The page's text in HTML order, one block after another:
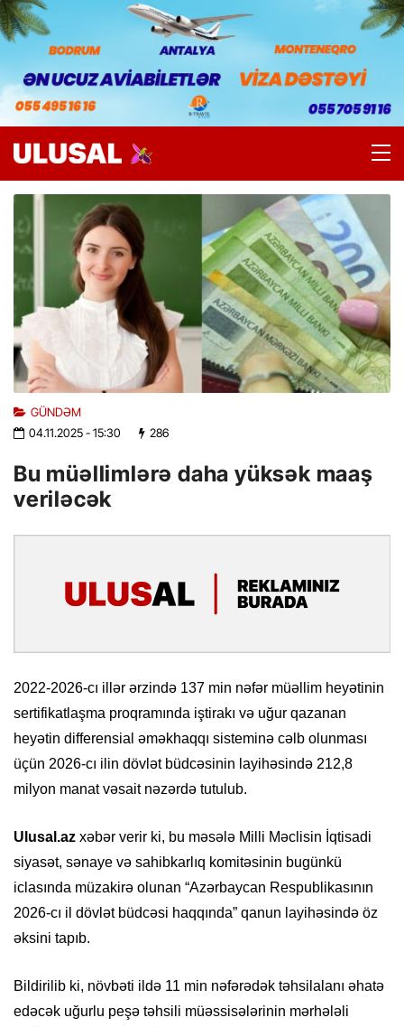
GÜNDƏM
04.11.2025- 15:30 286
Bu müəllimlərə daha yüksək maaş
veriləcək
2022-2026-cı illər ərzində 137 min nəfər müəllim heyətinin
sertifikatlaşma proqramında iştirakı və uğur qazanan
heyətin differensial əməkhaqqı sisteminə cəlb olunması
üçün 2026-cı ilin dövlət büdcəsinin layihəsində 212,8
milyon manat vəsait nəzərdə tutulub.
Ulusal.az xəbər verir ki, bu məsələ Milli Məclisin İqtisadi
siyasət, sənaye və sahibkarlıq komitəsinin bugünkü
iclasında müzakirə olunan “Azərbaycan Respublikasının
2026-cı il dövlət büdcəsi haqqında” qanun layihəsində öz
əksini tapıb.
Bildirilib ki, növbəti ildə 11 min nəfərədək təhsilalanı əhatə
edəcək uğurlu peşə təhsili müəssisələrinin mərhələli